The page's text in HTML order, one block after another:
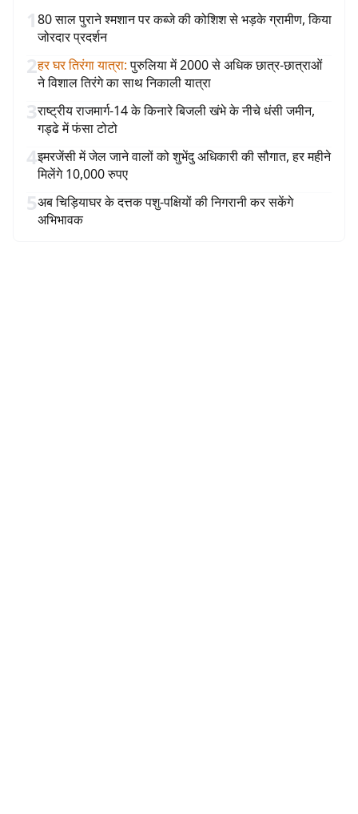
180 साल पुराने श्मशान पर कब्जे की कोशिश से भड़के ग्रामीण, किया
जोरदार प्रदर्शन
2हर घर तिरंगा यात्रा: पुरुलिया में 2000 से अधिक छात्र-छात्राओं
ने विशाल तिरंगे का साथ निकाली यात्रा
3राष्ट्रीय राजमार्ग-14 के किनारे बिजली खंभे के नीचे धंसी जमीन,
गड्ढे में फंसा टोटो
4इमरजेंसी में जेल जाने वालों को शुभेंदु अधिकारी की सौगात, हर महीने
मिलेंगे 10,000 रुपए
5अब चिड़ियाघर के दत्तक पशु-पक्षियों की निगरानी कर सकेंगे
अभिभावक